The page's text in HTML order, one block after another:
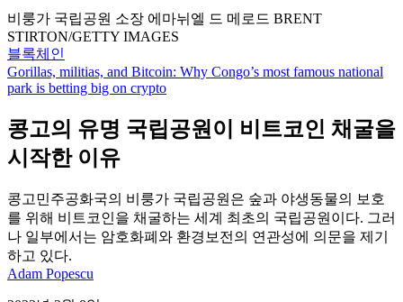
비룽가 국립공원 소장 에마뉘엘 드 메로드 BRENT
STIRTON/GETTY IMAGES
블록체인
Gorillas, militias, and Bitcoin: Why Congo’s most famous national
park is betting big on crypto
콩고의 유명 국립공원이 비트코인 채굴을
시작한 이유
콩고민주공화국의 비룽가 국립공원은 숲과 야생동물의 보호
를 위해 비트코인을 채굴하는 세계 최초의 국립공원이다. 그러
나 일부에서는 암호화폐와 환경보전의 연관성에 의문을 제기
하고 있다.
Adam Popescu